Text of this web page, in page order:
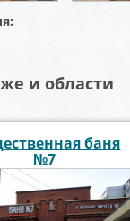
и области
баня
№7